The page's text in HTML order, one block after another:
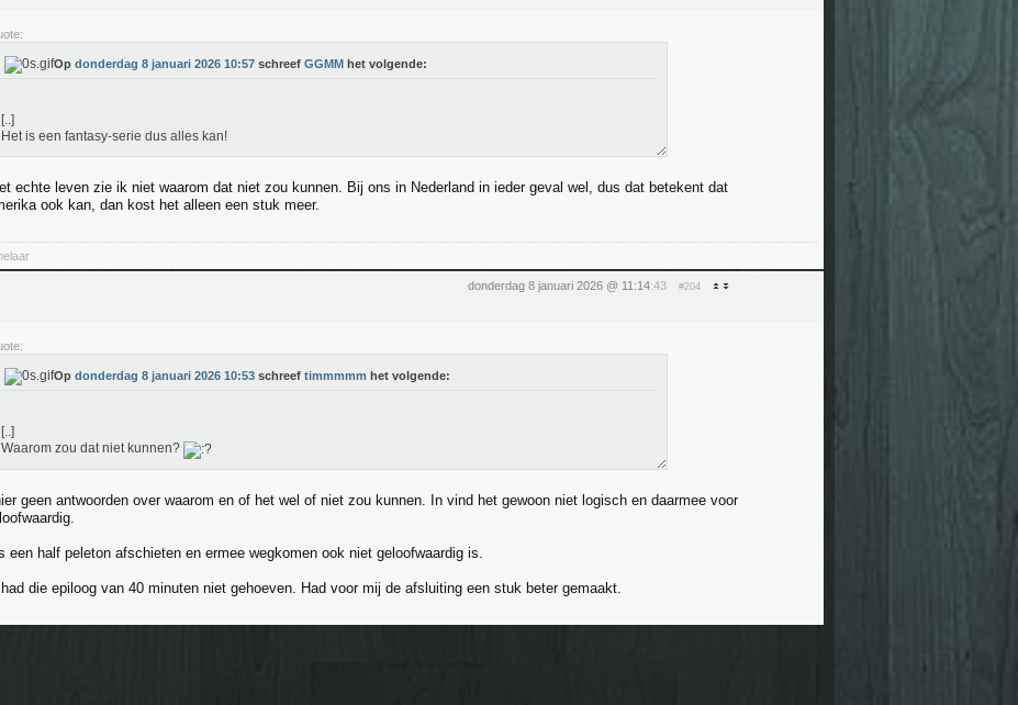
Op donderdag 8 januari 2026 10:57 schreef GGMM het volgende:
[..]
Het is een fantasy-serie dus alles kan!
echte leven zie ik niet waarom dat niet zou kunnen. Bij ons in Nederland in ieder geval wel, dus dat betekent dat
ook kan, dan kost het alleen een stuk meer.
donderdag 8 januari 2026 @ 11:14:43 #204
Op donderdag 8 januari 2026 10:53 schreef timmmmm het volgende:
[..]
Waarom zou dat niet kunnen?
geen antwoorden over waarom en of het wel of niet zou kunnen. In vind het gewoon niet logisch en daarmee voor
een half peleton afschieten en ermee wegkomen ook niet geloofwaardig is.
die epiloog van 40 minuten niet gehoeven. Had voor mij de afsluiting een stuk beter gemaakt.